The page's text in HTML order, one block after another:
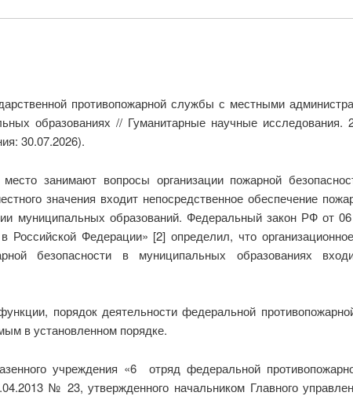
противопожарной службы с местными
образованиях // Гуманитарные научные
30.07.2026).
занимают вопросы организации пожарной
значения входит непосредственное обеспечение
муниципальных образований. Федеральный закон РФ от
Российской Федерации» [2] определил, что
безопасности в муниципальных образованиях
порядок деятельности федеральной
в установленном порядке.
учреждения «6 отряд федеральной
№ 23, утвержденного начальником Главного